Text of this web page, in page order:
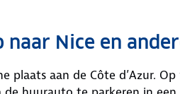
naar Nice en
plaats aan de Côte d’Azur.